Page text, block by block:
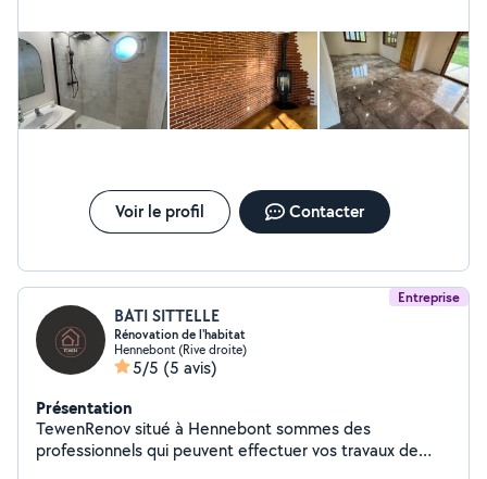
Voir le profil Contacter
Entreprise
BATI SITTELLE
Rénovation de l'habitat
Hennebont (Rive droite)
5/5 (5 avis)
Présentation
TewenRenov situé à Hennebont sommes des
professionnels qui peuvent effectuer vos travaux de